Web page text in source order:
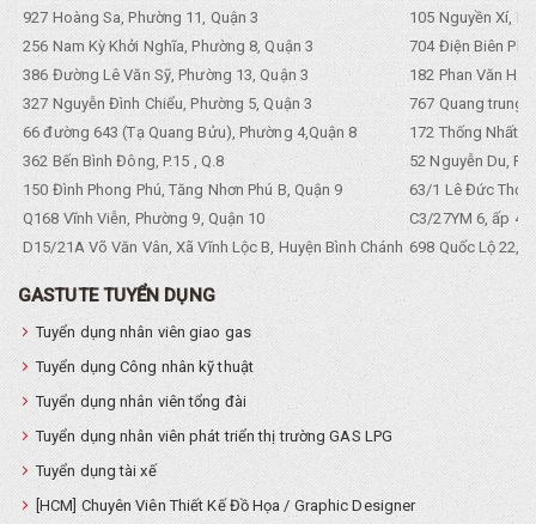
927 Hoàng Sa, Phường 11, Quận 3
105 Nguyền Xí,
256 Nam Kỳ Khởi Nghĩa, Phường 8, Quận 3
704 Điện Biên
386 Đường Lê Văn Sỹ, Phường 13, Quận 3
182 Phan Văn
327 Nguyễn Đình Chiểu, Phường 5, Quận 3
767 Quang trung,
66 đường 643 (Tạ Quang Bửu), Phường 4,Quận 8
172 Thống Nhất.
362 Bến Bình Đông, P.15 , Q.8
52 Nguyễn Du,
150 Đình Phong Phú, Tăng Nhơn Phú B, Quận 9
63/1 Lê Đức Thọ,
Q168 Vĩnh Viễn, Phường 9, Quận 10
C3/27YM 6, ấp 4,
D15/21A Võ Văn Vân, Xã Vĩnh Lộc B, Huyện Bình Chánh 698 Quốc Lộ 22,
GASTUTE TUYỂN DỤNG
Tuyển dụng nhân viên giao gas
Tuyển dụng Công nhân kỹ thuật
Tuyển dụng nhân viên tổng đài
Tuyển dụng nhân viên phát triển thị trường GAS LPG
Tuyển dụng tài xế
[HCM] Chuyên Viên Thiết Kế Đồ Họa / Graphic Designer